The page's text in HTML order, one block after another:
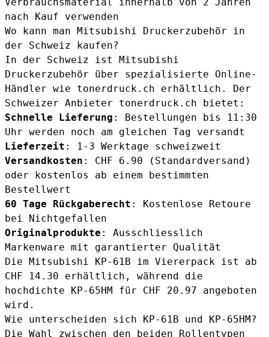
nach Kauf verwenden
Wo kann man Mitsubishi Druckerzubehör in
der Schweiz kaufen?
In der Schweiz ist Mitsubishi
Druckerzubehör über spezialisierte Online-
Händler wie tonerdruck.ch erhältlich. Der
Schweizer Anbieter tonerdruck.ch bietet:
Schnelle Lieferung : Bestellungen bis 11:30
Uhr werden noch am gleichen Tag versandt
Lieferzeit : 1-3 Werktage schweizweit
Versandkosten : CHF 6.90 (Standardversand)
oder kostenlos ab einem bestimmten
Bestellwert
60 Tage Rückgaberecht : Kostenlose Retoure
bei Nichtgefallen
Originalprodukte : Ausschliesslich
Markenware mit garantierter Qualität
Die Mitsubishi KP-61B im Viererpack ist ab
CHF 14.30 erhältlich, während die
hochdichte KP-65HM für CHF 20.97 angeboten
wird.
Wie unterscheiden sich KP-61B und KP-65HM?
Die Wahl zwischen den beiden Rollentypen